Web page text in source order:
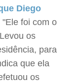
Diego
"Ele foi com o
os
para
que ela
os